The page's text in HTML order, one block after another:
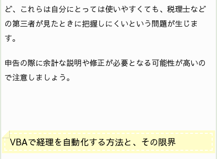
ど、これらは自分にとっては使いやすくても、税理士など
の第三者が見たときに把握しにくいという問題が生じま
す。
申告の際に余計な説明や修正が必要となる可能性が高いの
で注意しましょう。
VBAで経理を自動化する方法と、その限界